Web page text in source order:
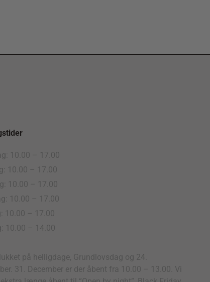
10.00 – 17.00
10.00 – 17.00
10.00 – 17.00
10.00 – 17.00
10.00 – 17.00
10.00 – 14.00
på helligdage, Grundlovsdag og 24.
31. December er der åbent fra 10.00 – 13.00. Vi